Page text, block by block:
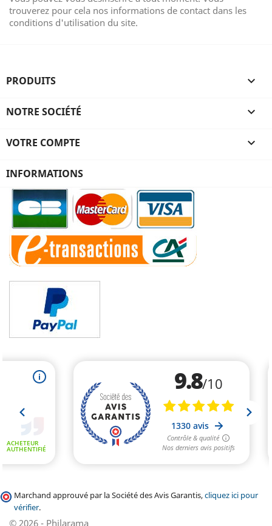
trouverez pour cela nos informations de contact dans les
conditions d'utilisation du site.
PRODUITS 
NOTRE SOCIÉTÉ 
VOTRE COMPTE 
INFORMATIONS
Marchand approuvé par la Société des Avis Garantis,cliquez ici pour
vérifier.
© 2026 - Philarama